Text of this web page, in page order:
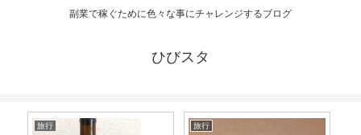
副業で稼ぐために色々な事にチャレンジするブログ
ひびスタ
旅行 旅行